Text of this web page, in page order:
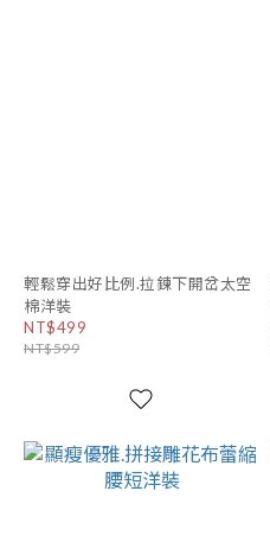
輕鬆穿出好比例.拉鍊下開岔太空
棉洋裝
NT$499
NT$599